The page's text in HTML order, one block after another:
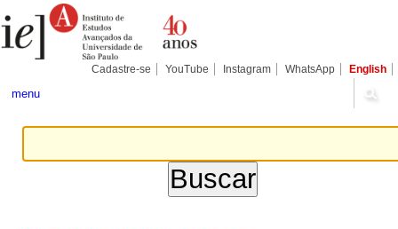
para
conteúdo.
Pessoais
Cadastre-se YouTube Instagram WhatsApp English
menu